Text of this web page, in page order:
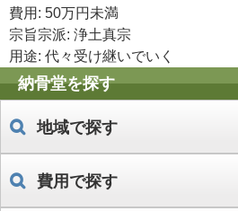
費用: 50万円未満
宗旨宗派: 浄土真宗
用途: 代々受け継いでいく
納骨堂を探す
地域で探す
費用で探す